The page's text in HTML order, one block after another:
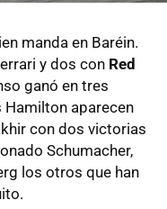
manda en Baréin.
y dos con Red
ganó en tres
Hamilton aparecen
con dos victorias
Schumacher,
los otros que han